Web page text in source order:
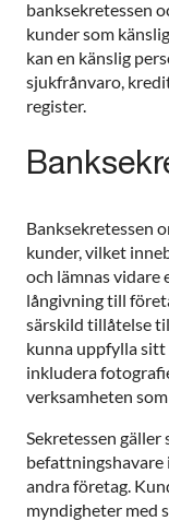
banksekretessen
kunder som
kan en känslig
sjukfrånvaro,
register.
Banksekretessen
kunder, vilket
och lämnas vidare
långivning till
särskild tillåtelse
kunna uppfylla
inkludera
verksamheten
Sekretessen gäller
andra företag.
myndigheter med